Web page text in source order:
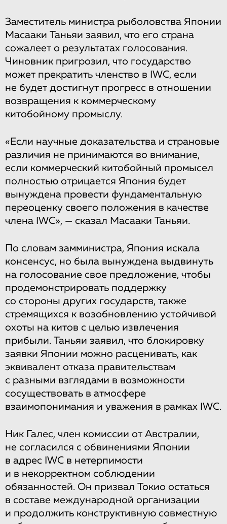
Заместитель министра рыболовства Японии
Масааки Таньяи заявил, что его страна
сожалеет о результатах голосования.
Чиновник пригрозил, что государство
может прекратить членство в IWC, если
не будет достигнут прогресс в отношении
возвращения к коммерческому
китобойному промыслу.
«Если научные доказательства и страновые
различия не принимаются во внимание,
если коммерческий китобойный промысел
полностью отрицается Япония будет
вынуждена провести фундаментальную
переоценку своего положения в качестве
члена IWC», — сказал Масааки Таньяи.
По словам замминистра, Япония искала
консенсус, но была вынуждена выдвинуть
на голосование свое предложение, чтобы
продемонстрировать поддержку
со стороны других государств, также
стремящихся к возобновлению устойчивой
охоты на китов с целью извлечения
прибыли. Таньяи заявил, что блокировку
заявки Японии можно расценивать, как
эквивалент отказа правительствам
с разными взглядами в возможности
сосуществовать в атмосфере
взаимопонимания и уважения в рамках IWC.
Ник Галес, член комиссии от Австралии,
не согласился с обвинениями Японии
в адрес IWC в нетерпимости
и в некорректном соблюдении
обязанностей. Он призвал Токио остаться
в составе международной организации
и продолжить конструктивную совместную